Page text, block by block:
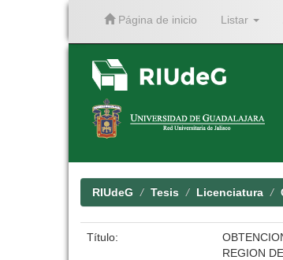
Página de inicio Listar
RIUdeG Tesis Licenciatura
Título:
REGION